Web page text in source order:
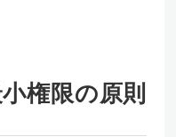
権限の原則